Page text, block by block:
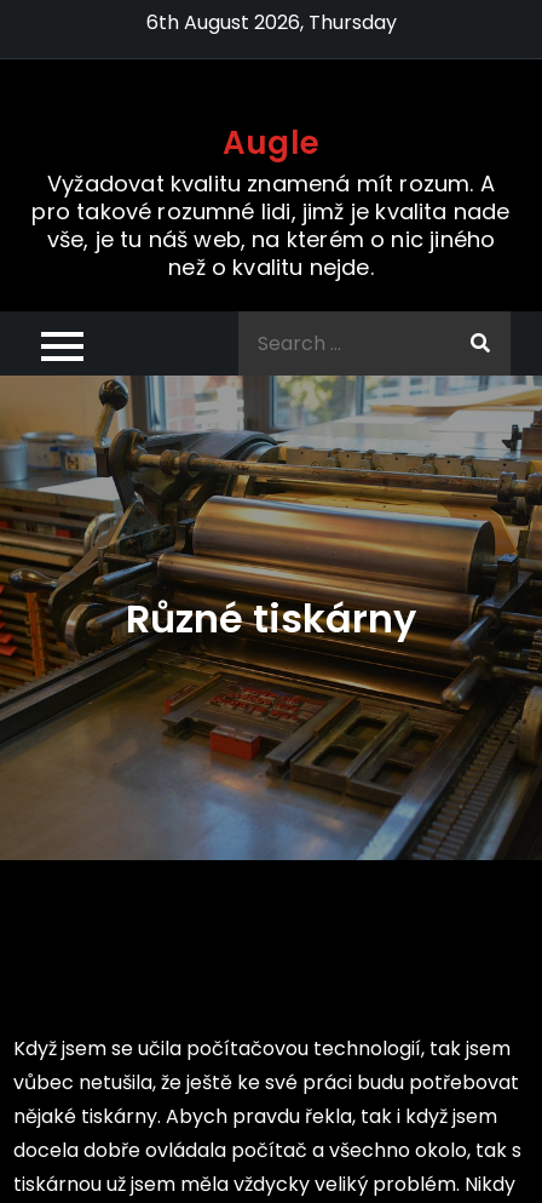
6th August 2026, Thursday
Augle
Vyžadovat kvalitu znamená mít rozum. A
pro takové rozumné lidi, jimž je kvalita nade
vše, je tu náš web, na kterém o nic jiného
než o kvalitu nejde.
Různé tiskárny
Když jsem se učila počítačovou technologií, tak jsem
vůbec netušila, že ještě ke své práci budu potřebovat
nějaké tiskárny. Abych pravdu řekla, tak i když jsem
docela dobře ovládala počítač a všechno okolo, tak s
tiskárnou už jsem měla vždycky veliký problém. Nikdy